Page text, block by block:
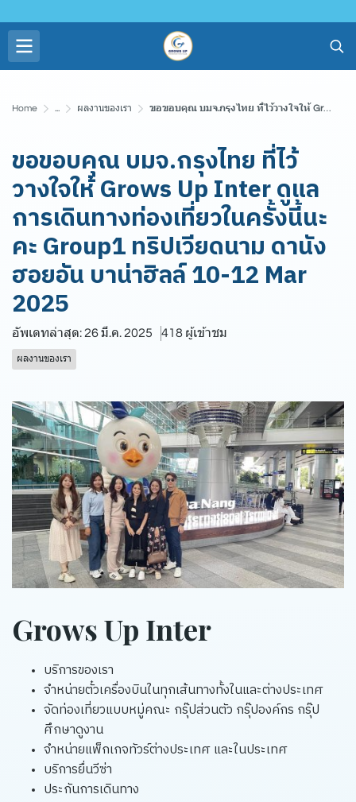
Home ... ผลงานของเรา ขอขอบคุณ บมจ.กรุงไทย ที่ไว้วางใจให้ Grows Up Inter ดูแลการเดินทางท่องเที่ยวในครั้งนี้นะคะ Group1 ทริปเวียดนาม ดานัง ฮอยอัน บาน่าฮิลล์ 10-12 Mar 2025
ขอขอบคุณ บมจ.กรุงไทย ที่ไว้
วางใจให้ Grows Up Inter ดูแล
การเดินทางท่องเที่ยวในครั้งนี้นะ
คะ Group1 ทริปเวียดนาม ดานัง
ฮอยอัน บาน่าฮิลล์ 10-12 Mar
2025
อัพเดทล่าสุด: 26 มี.ค. 2025 418 ผู้เข้าชม
ผลงานของเรา
Grows Up Inter
บริการของเรา
จำหน่ายตั๋วเครื่องบินในทุกเส้นทางทั้งในและต่างประเทศ
จัดท่องเที่ยวแบบหมู่คณะ กรุ๊ปส่วนตัว กรุ๊ปองค์กร กรุ๊ป
ศึกษาดูงาน
จำหน่ายแพ็กเกจทัวร์ต่างประเทศ และในประเทศ
บริการยื่นวีซ่า
ประกันการเดินทาง